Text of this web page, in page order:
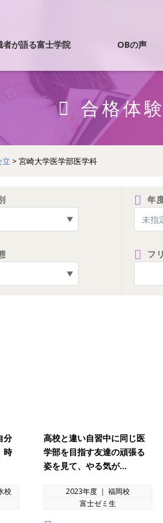
者が語る富士学院 OBの声
国試合格者ｲﾝﾀﾋﾞｭｰ
OBドクター
合格体
立 > 宮崎大学医学部医学科
年
フ
分
時
校
高校と違い自習中に同じ医
学部を目指す友達の頑張る
姿を見て、やる気が…
2023年度 ｜ 福岡校
富士ゼミ生